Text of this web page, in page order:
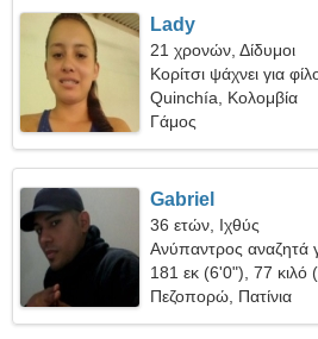
Lady
21 χρονών, Δίδυμοι
Κορίτσι ψάχνει για
Quinchía, Κολομβία
Γάμος
Gabriel
36 ετών, Ιχθύς
Ανύπαντρος αναζητά
181 εκ (6'0"), 77 κιλό
Πεζοπορώ, Πατίνια